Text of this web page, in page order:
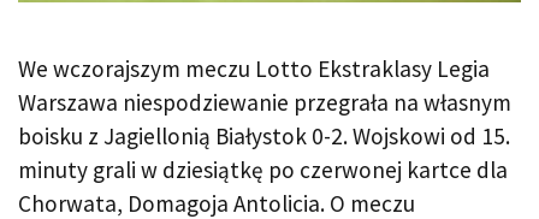
We wczorajszym meczu Lotto Ekstraklasy Legia
Warszawa niespodziewanie przegrała na własnym
boisku z Jagiellonią Białystok 0-2. Wojskowi od 15.
minuty grali w dziesiątkę po czerwonej kartce dla
Chorwata, Domagoja Antolicia. O meczu